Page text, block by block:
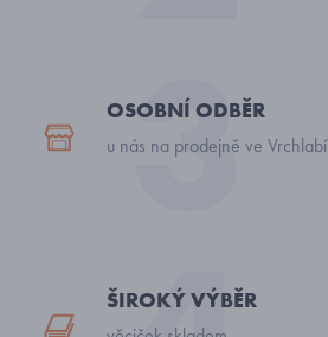
OSOBNÍ ODBĚR
u nás na prodejně ve Vrchlabí
ŠIROKÝ VÝBĚR